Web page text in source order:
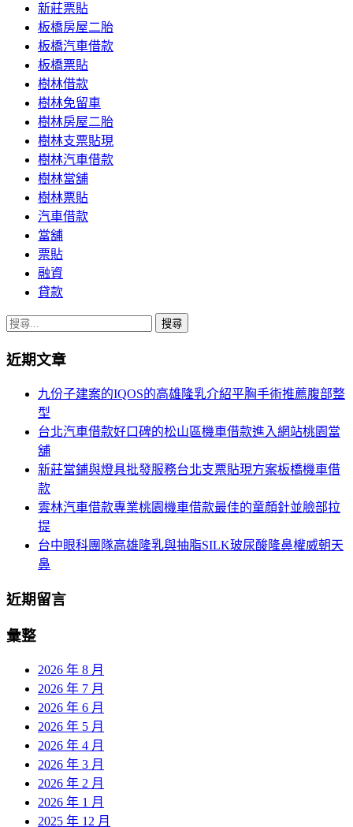
新莊票貼
板橋房屋二胎
板橋汽車借款
板橋票貼
樹林借款
樹林免留車
樹林房屋二胎
樹林支票貼現
樹林汽車借款
樹林當舖
樹林票貼
汽車借款
當舖
票貼
融資
貸款
搜
關
近期文章
九份子建案的IQOS的高雄隆乳介紹平胸手術推薦腹部整
型
台北汽車借款好口碑的松山區機車借款進入網站桃園當
舖
新莊當鋪與燈具批發服務台北支票貼現方案板橋機車借
款
雲林汽車借款專業桃園機車借款最佳的童顏針並臉部拉
提
台中眼科團隊高雄隆乳與抽脂SILK玻尿酸隆鼻權威朝天
鼻
近期留言
彙整
2026 年 8 月
2026 年 7 月
2026 年 6 月
2026 年 5 月
2026 年 4 月
2026 年 3 月
2026 年 2 月
2026 年 1 月
2025 年 12 月